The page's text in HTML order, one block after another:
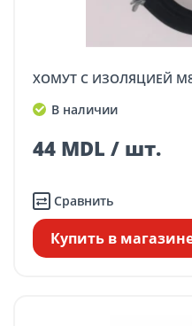
ХОМУТ С ИЗОЛЯЦИЕЙ
В наличии
44 MDL / шт.
Сравнить
Купить в